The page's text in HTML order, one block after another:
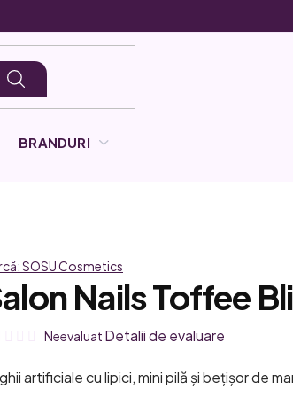
BRANDURI
SOSU Cosmetics
Nails Toffee
Evaluarea
a
Neevaluat Detalii de evaluare
artificiale cu lipici, mini pilă și bețișor de